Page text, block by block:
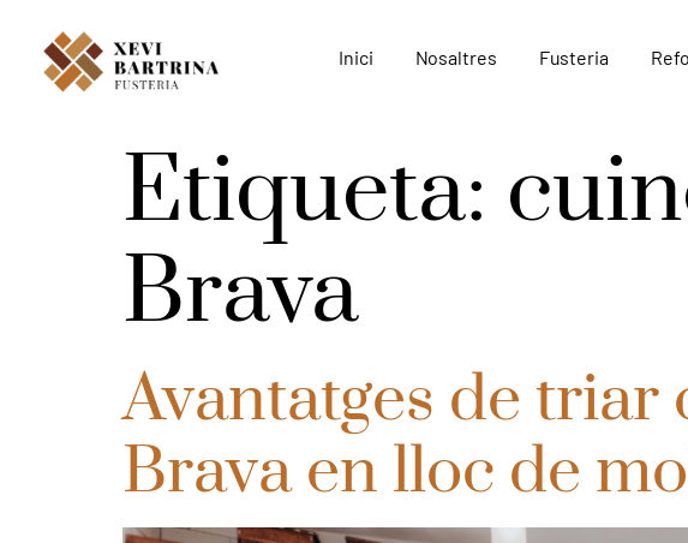
Inici Nosaltres Fusteria
Etiqueta:
Brava
Avantatges de triar
Brava en lloc de